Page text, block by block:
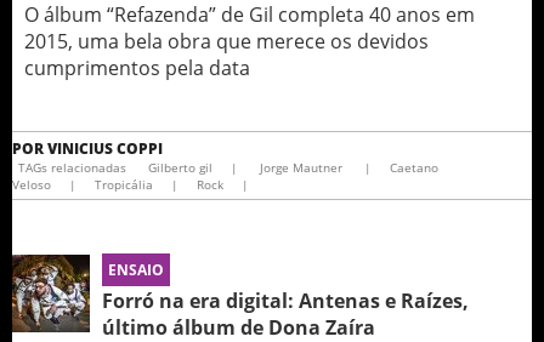
O álbum “Refazenda” de Gil completa 40 anos em
2015, uma bela obra que merece os devidos
cumprimentos pela data
PORVINICIUS COPPI
TAGs relacionadas Gilberto gil | Jorge Mautner |
Caetano
Veloso
| Tropicália | Rock |
ENSAIO
Forró na era digital: Antenas e Raízes,
último álbum de Dona Zaíra